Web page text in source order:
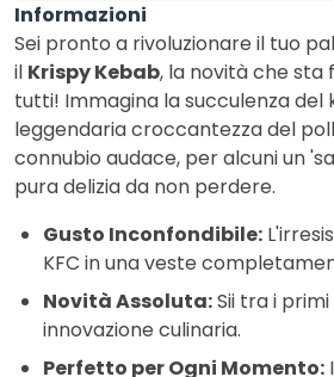
Informazioni
Sei pronto a rivoluzionare il tuo
il Krispy Kebab, la novità che
tutti! Immagina la succulenza del
leggendaria croccantezza del
connubio audace, per alcuni un
pura delizia da non perdere.
Gusto Inconfondibile:
KFC in una veste
Novità Assoluta:Sii tra i
innovazione culinaria.
Perfetto per Ogni Momento: